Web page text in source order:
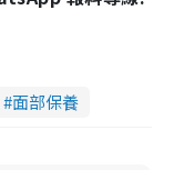
面部保養